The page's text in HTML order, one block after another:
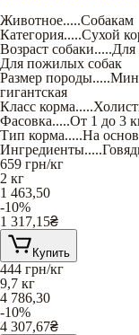
Животное.....Собакам
Категория.....Сухой
Возраст собаки.....Для
Для пожилых собак
Размер породы.....
гигантская
Класс корма.....
Фасовка.....От 1 до 3
Тип корма.....На
Ингредиенты.....
659 грн/кг
2 кг
1 463,50
-10%
1 317,15₴
Купить
444 грн/кг
9,7 кг
4 786,30
-10%
4 307,67₴